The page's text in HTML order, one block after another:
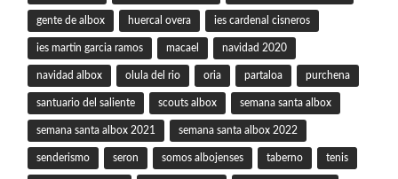
gente de albox huercal overa ies cardenal cisneros
ies martin garcia ramos macael navidad 2020
navidad albox olula del rio oria partaloa purchena
santuario del saliente scouts albox semana santa albox
semana santa albox 2021 semana santa albox 2022
senderismo seron somos albojenses taberno tenis